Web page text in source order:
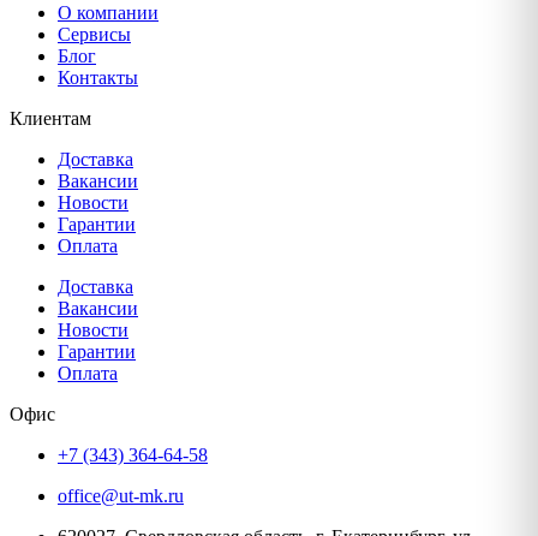
О компании
Сервисы
Блог
Контакты
Клиентам
Доставка
Вакансии
Новости
Гарантии
Оплата
Доставка
Вакансии
Новости
Гарантии
Оплата
Офис
+7 (343) 364-64-58
office@ut-mk.ru